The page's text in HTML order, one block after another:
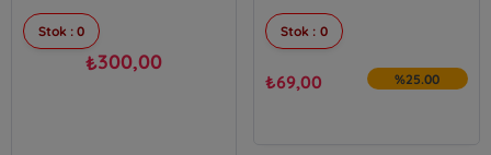
Stok : 0
₺300,00
Stok : 0
₺69,00 %25.00